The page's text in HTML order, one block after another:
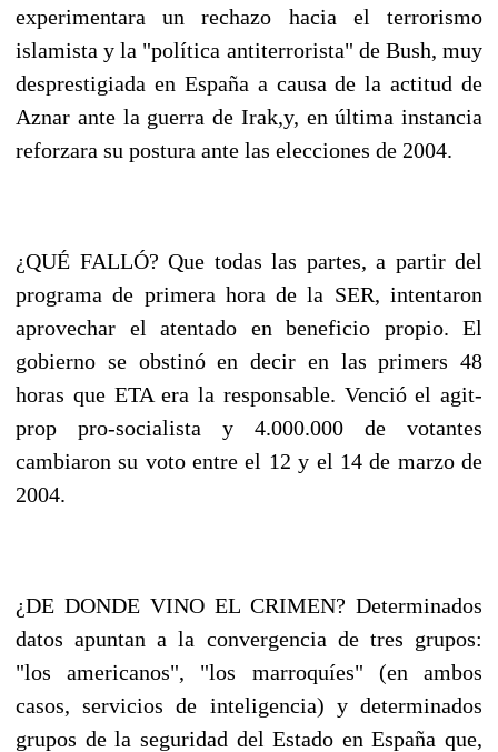
experimentara un rechazo hacia el terrorismo
islamista y la "política antiterrorista" de Bush, muy
desprestigiada en España a causa de la actitud de
Aznar ante la guerra de Irak,y, en última instancia
reforzara su postura ante las elecciones de 2004.
¿QUÉ FALLÓ? Que todas las partes, a partir del
programa de primera hora de la SER, intentaron
aprovechar el atentado en beneficio propio. El
gobierno se obstinó en decir en las primers 48
horas que ETA era la responsable. Venció el agit-
prop pro-socialista y 4.000.000 de votantes
cambiaron su voto entre el 12 y el 14 de marzo de
2004.
¿DE DONDE VINO EL CRIMEN? Determinados
datos apuntan a la convergencia de tres grupos:
"los americanos", "los marroquíes" (en ambos
casos, servicios de inteligencia) y determinados
grupos de la seguridad del Estado en España que,